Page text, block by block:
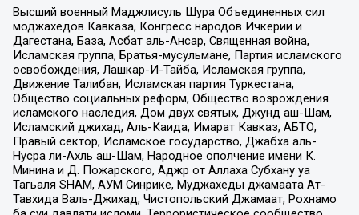
Высший военный Маджлисуль Шура Объединенных сил
моджахедов Кавказа, Конгресс народов Ичкерии и
Дагестана, База, Асбат аль-Ансар, Священная война,
Исламская группа, Братья-мусульмане, Партия исламского
освобождения, Лашкар-И-Тайба, Исламская группа,
Движение Талибан, Исламская партия Туркестана,
Общество социальных реформ, Общество возрождения
исламского наследия, Дом двух святых, Джунд аш-Шам,
Исламский джихад, Аль-Каида, Имарат Кавказ, АБТО,
Правый сектор, Исламское государство, Джабха аль-
Нусра ли-Ахль аш-Шам, Народное ополчение имени К.
Минина и Д. Пожарского, Аджр от Аллаха Субхану уа
Тагьаля SHAM, АУМ Синрике, Муджахеды джамаата Ат-
Тавхида Валь-Джихад, Чистопольский Джамаат, Рохнамо